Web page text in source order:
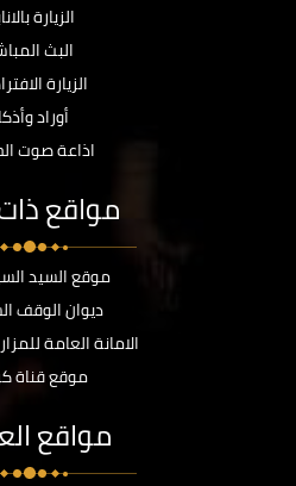
الزيارة
البث
الزيارة
أوراد
اذاعة صوت
مواقع
موقع السيد
ديوان الوقف
الامانة العامة
موقع قناة
مواقع